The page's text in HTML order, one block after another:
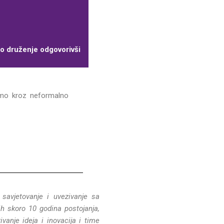
druženje odgovorivši
kroz neformalno
i uvezivanje sa
skoro 10 godina postojanja,
ideja i inovacija i time